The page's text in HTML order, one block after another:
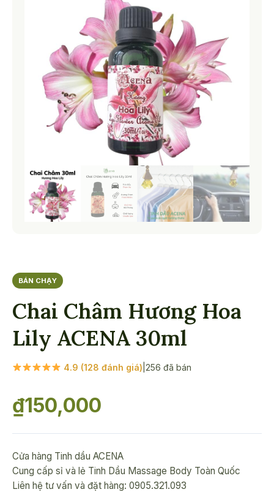
BÁN CHẠY
Chai Châm Hương Hoa
Lily ACENA 30ml
4.9 (128 đánh giá) |256 đã bán
₫150,000
Cửa hàng Tinh dầu ACENA
Cung cấp sỉ và lẻ Tinh Dầu Massage Body Toàn Quốc
Liên hệ tư vấn và đặt hàng: 0905.321.093